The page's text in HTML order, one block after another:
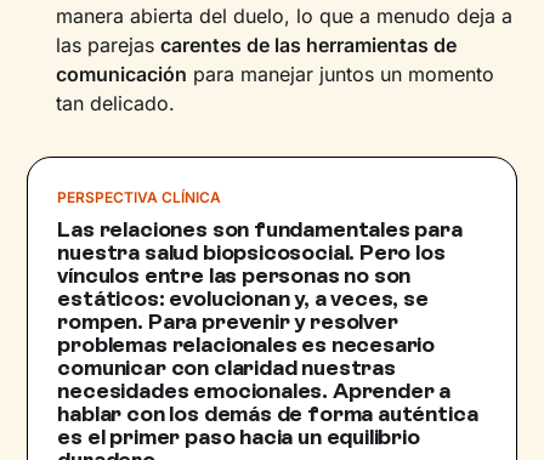
manera abierta del duelo, lo que a menudo deja a
las parejascarentes de las herramientas de
comunicación para manejar juntos un momento
tan delicado.
PERSPECTIVA CLÍNICA
Las relaciones son fundamentales para
nuestra salud biopsicosocial. Pero los
vínculos entre las personas no son
estáticos: evolucionan y, a veces, se
rompen. Para prevenir y resolver
problemas relacionales es necesario
comunicar con claridad nuestras
necesidades emocionales. Aprender a
hablar con los demás de forma auténtica
es el primer paso hacia un equilibrio